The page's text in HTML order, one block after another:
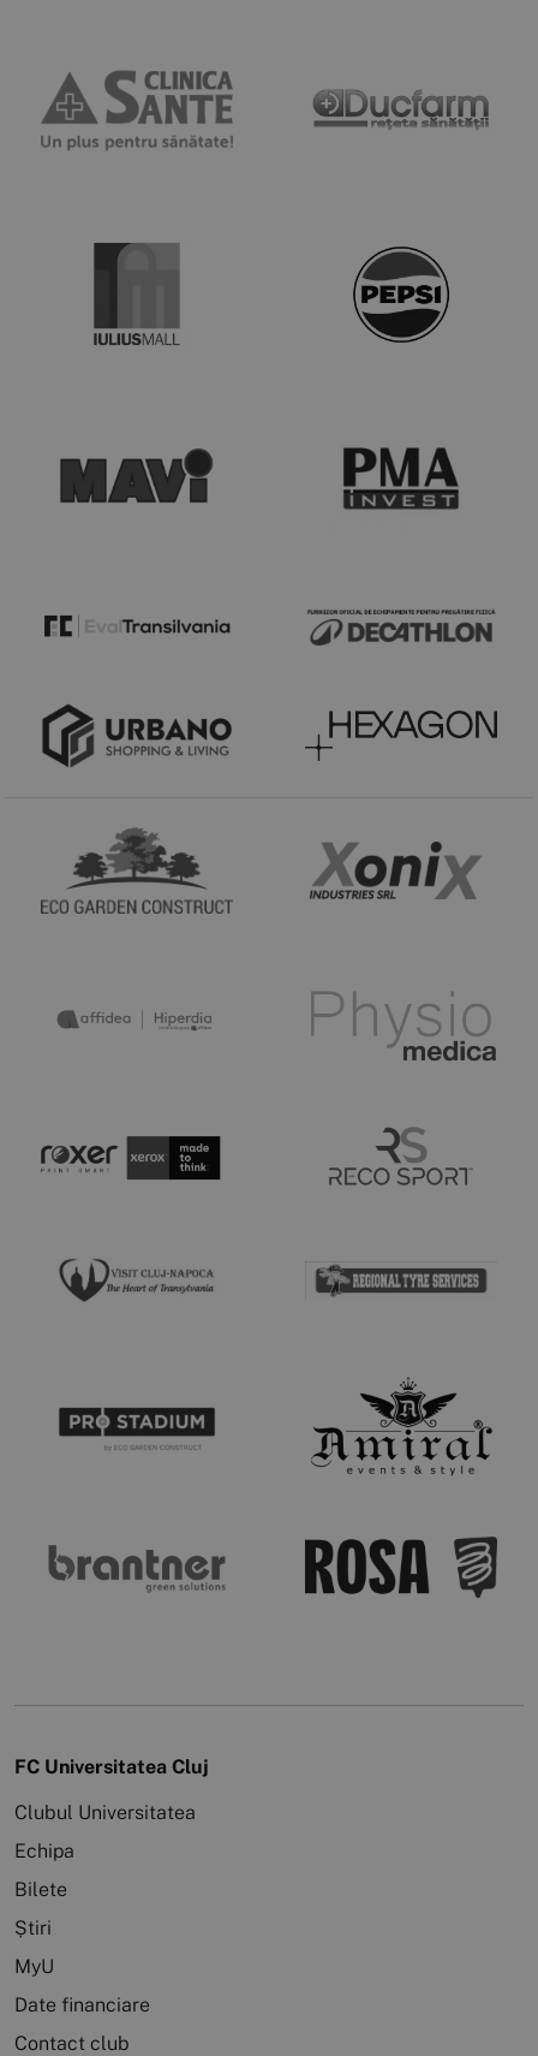
FC Universitatea Cluj
Clubul Universitatea
Echipa
Bilete
Știri
MyU
Date financiare
Contact club